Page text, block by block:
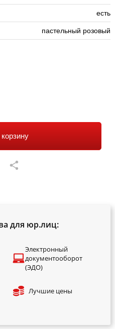
есть
пастельный розовый
для юр.лиц:
Электронный
документооборот
(ЭДО)
Лучшие цены